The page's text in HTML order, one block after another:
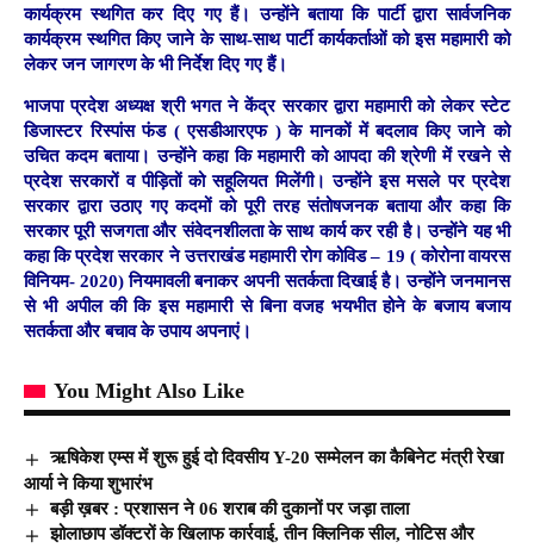
कार्यक्रम स्थगित कर दिए गए हैं। उन्होंने बताया कि पार्टी द्वारा सार्वजनिक
कार्यक्रम स्थगित किए जाने के साथ-साथ पार्टी कार्यकर्ताओं को इस महामारी को
लेकर जन जागरण के भी निर्देश दिए गए हैं।
भाजपा प्रदेश अध्यक्ष श्री भगत ने केंद्र सरकार द्वारा महामारी को लेकर स्टेट
डिजास्टर रिस्पांस फंड ( एसडीआरएफ ) के मानकों में बदलाव किए जाने को
उचित कदम बताया। उन्होंने कहा कि महामारी को आपदा की श्रेणी में रखने से
प्रदेश सरकारों व पीड़ितों को सहूलियत मिलेंगी। उन्होंने इस मसले पर प्रदेश
सरकार द्वारा उठाए गए कदमों को पूरी तरह संतोषजनक बताया और कहा कि
सरकार पूरी सजगता और संवेदनशीलता के साथ कार्य कर रही है। उन्होंने यह भी
कहा कि प्रदेश सरकार ने उत्तराखंड महामारी रोग कोविड – 19 ( कोरोना वायरस
विनियम- 2020) नियमावली बनाकर अपनी सतर्कता दिखाई है। उन्होंने जनमानस
से भी अपील की कि इस महामारी से बिना वजह भयभीत होने के बजाय बजाय
सतर्कता और बचाव के उपाय अपनाएं।
You Might Also Like
ऋषिकेश एम्स में शुरू हुई दो दिवसीय Y-20 सम्मेलन का कैबिनेट मंत्री रेखा
आर्या ने किया शुभारंभ
बड़ी ख़बर : प्रशासन ने 06 शराब की दुकानों पर जड़ा ताला
झोलाछाप डॉक्टरों के खिलाफ कार्रवाई, तीन क्लिनिक सील, नोटिस और